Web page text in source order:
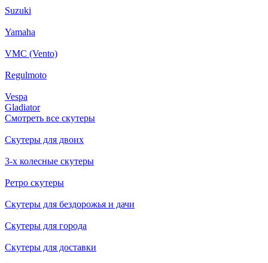
Suzuki
Yamaha
VMC (Vento)
Regulmoto
Vespa
Gladiator
Смотреть все скутеры
Скутеры для двоих
3-х колесные скутеры
Ретро скутеры
Скутеры для бездорожья и дачи
Скутеры для города
Скутеры для доставки